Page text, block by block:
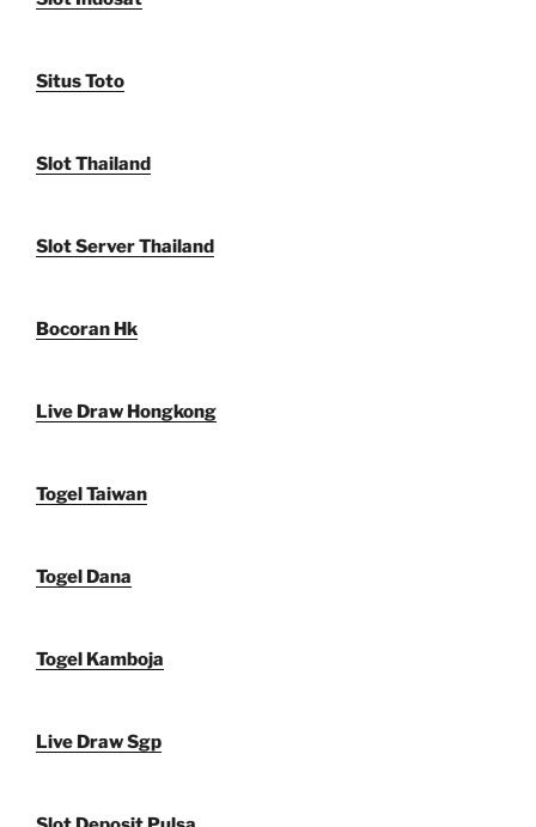
Situs Toto
Slot Thailand
Slot Server Thailand
Bocoran Hk
Live Draw Hongkong
Togel Taiwan
Togel Dana
Togel Kamboja
Live Draw Sgp